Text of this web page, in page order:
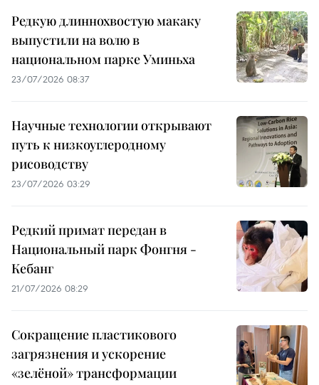
Редкую длиннохвостую макаку
выпустили на волю в
национальном парке Уминьха
23/07/2026 08:37
Научные технологии открывают
путь к низкоуглеродному
рисоводству
23/07/2026 03:29
Редкий примат передан в
Национальный парк Фонгня -
Кебанг
21/07/2026 08:29
Сокращение пластикового
загрязнения и ускорение
«зелёной» трансформации